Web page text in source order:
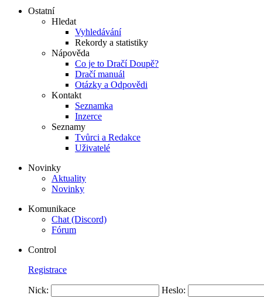
Ostatní
Hledat
Vyhledávání
Rekordy a statistiky
Nápověda
Co je to Dračí Doupě?
Dračí manuál
Otázky a Odpovědi
Kontakt
Seznamka
Inzerce
Seznamy
Tvůrci a Redakce
Uživatelé
Novinky
Aktuality
Novinky
Komunikace
Chat (Discord)
Fórum
Control
Registrace
Nick: Heslo: